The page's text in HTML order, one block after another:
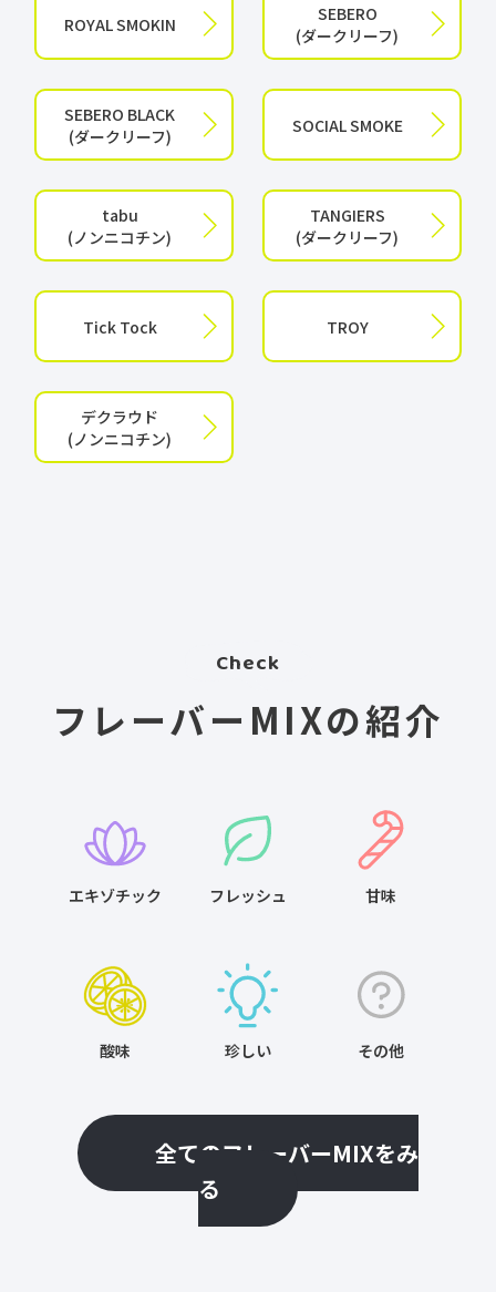
ROYAL SMOKIN
SEBERO
(ダークリーフ)
SEBERO BLACK
(ダークリーフ)
SOCIAL SMOKE
tabu
(ノンニコチン)
TANGIERS
(ダークリーフ)
Tick Tock TROY
デクラウド
(ノンニコチン)
Check
フレーバーMIXの紹介
エキゾチック フレッシュ 甘味
酸味 珍しい その他
全てのフレーバーMIXをみ
る